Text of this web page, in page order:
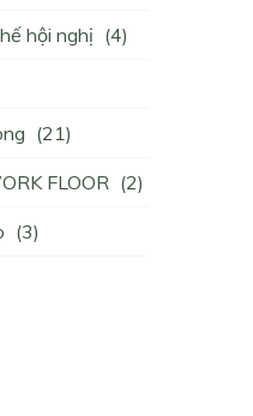
hội nghị (4)
(21)
FLOOR (2)
(3)